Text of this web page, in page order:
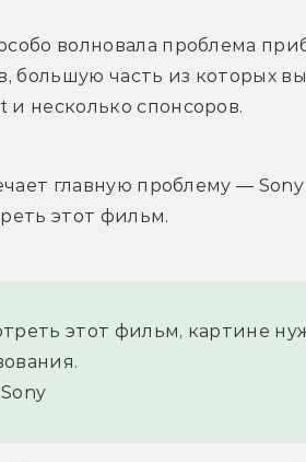
волновала проблема
большую часть из которых
и несколько спонсоров.
главную проблему —
этот фильм.
этот фильм, картине